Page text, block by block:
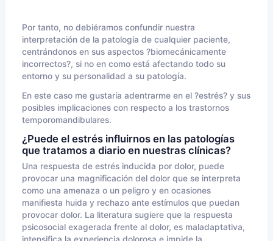
Por tanto, no debiéramos confundir nuestra
interpretación de la patología de cualquier paciente,
centrándonos en sus aspectos ?biomecánicamente
incorrectos?, si no en como está afectando todo su
entorno y su personalidad a su patología.
En este caso me gustaría adentrarme en el ?estrés? y sus
posibles implicaciones con respecto a los trastornos
temporomandibulares.
¿Puede el estrés influirnos en las patologías
que tratamos a diario en nuestras clínicas?
Una respuesta de estrés inducida por dolor, puede
provocar una magnificación del dolor que se interpreta
como una amenaza o un peligro y en ocasiones
manifiesta huida y rechazo ante estímulos que puedan
provocar dolor. La literatura sugiere que la respuesta
psicosocial exagerada frente al dolor, es maladaptativa,